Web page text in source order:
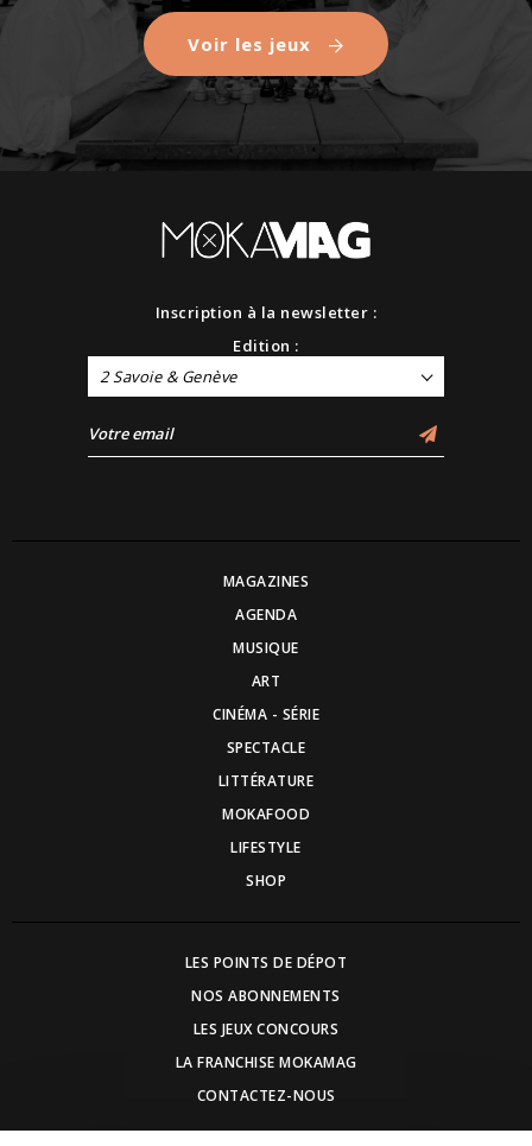
Voir les jeux
Inscription à la newsletter :
Edition :
2 Savoie & Genève
MAGAZINES
AGENDA
MUSIQUE
ART
CINÉMA - SÉRIE
SPECTACLE
LITTÉRATURE
MOKAFOOD
LIFESTYLE
SHOP
LES POINTS DE DÉPOT
NOS ABONNEMENTS
LES JEUX CONCOURS
LA FRANCHISE MOKAMAG
CONTACTEZ-NOUS